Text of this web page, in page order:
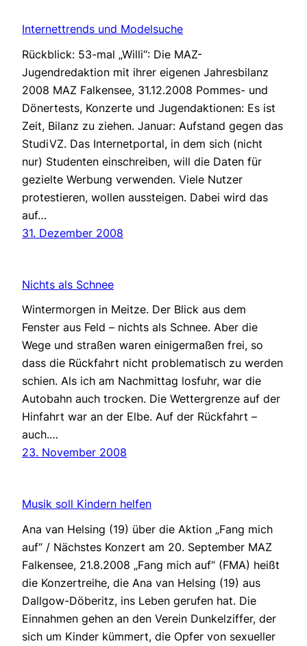
Internettrends und Modelsuche
Rückblick: 53-mal „Willi“: Die MAZ-
Jugendredaktion mit ihrer eigenen Jahresbilanz
2008 MAZ Falkensee, 31.12.2008 Pommes- und
Dönertests, Konzerte und Jugendaktionen: Es ist
Zeit, Bilanz zu ziehen. Januar: Aufstand gegen das
StudiVZ. Das Internetportal, in dem sich (nicht
nur) Studenten einschreiben, will die Daten für
gezielte Werbung verwenden. Viele Nutzer
protestieren, wollen aussteigen. Dabei wird das
auf…
31. Dezember 2008
Nichts als Schnee
Wintermorgen in Meitze. Der Blick aus dem
Fenster aus Feld – nichts als Schnee. Aber die
Wege und straßen waren einigermaßen frei, so
dass die Rückfahrt nicht problematisch zu werden
schien. Als ich am Nachmittag losfuhr, war die
Autobahn auch trocken. Die Wettergrenze auf der
Hinfahrt war an der Elbe. Auf der Rückfahrt –
auch.…
23. November 2008
Musik soll Kindern helfen
Ana van Helsing (19) über die Aktion „Fang mich
auf“ / Nächstes Konzert am 20. September MAZ
Falkensee, 21.8.2008 „Fang mich auf“ (FMA) heißt
die Konzertreihe, die Ana van Helsing (19) aus
Dallgow-Döberitz, ins Leben gerufen hat. Die
Einnahmen gehen an den Verein Dunkelziffer, der
sich um Kinder kümmert, die Opfer von sexueller